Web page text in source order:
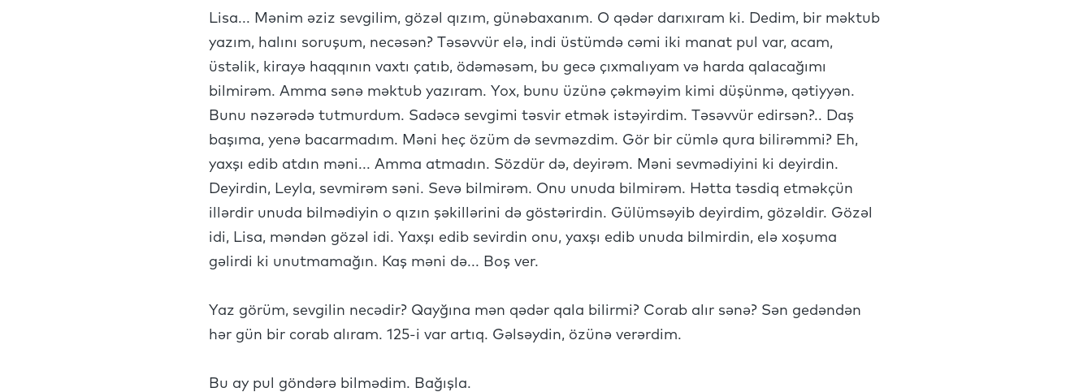
Lisa... Mənim əziz sevgilim, gözəl qızım, günəbaxanım. O qədər darıxıram ki. Dedim, bir məktub
yazım, halını soruşum, necəsən? Təsəvvür elə, indi üstümdə cəmi iki manat pul var, acam,
üstəlik, kirayə haqqının vaxtı çatıb, ödəməsəm, bu gecə çıxmalıyam və harda qalacağımı
bilmirəm. Amma sənə məktub yazıram. Yox, bunu üzünə çəkməyim kimi düşünmə, qətiyyən.
Bunu nəzərədə tutmurdum. Sadəcə sevgimi təsvir etmək istəyirdim. Təsəvvür edirsən?.. Daş
başıma, yenə bacarmadım. Məni heç özüm də sevməzdim. Gör bir cümlə qura bilirəmmi? Eh,
yaxşı edib atdın məni... Amma atmadın. Sözdür də, deyirəm. Məni sevmədiyini ki deyirdin.
Deyirdin, Leyla, sevmirəm səni. Sevə bilmirəm. Onu unuda bilmirəm. Hətta təsdiq etməkçün
illərdir unuda bilmədiyin o qızın şəkillərini də göstərirdin. Gülümsəyib deyirdim, gözəldir. Gözəl
idi, Lisa, məndən gözəl idi. Yaxşı edib sevirdin onu, yaxşı edib unuda bilmirdin, elə xoşuma
gəlirdi ki unutmamağın. Kaş məni də... Boş ver.
Yaz görüm, sevgilin necədir? Qayğına mən qədər qala bilirmi? Corab alır sənə? Sən gedəndən
hər gün bir corab alıram. 125-i var artıq. Gəlsəydin, özünə verərdim.
Bu ay pul göndərə bilmədim. Bağışla.